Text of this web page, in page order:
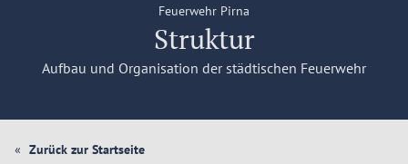
Feuerwehr Pirna
Struktur
Aufbau und Organisation der städtischen Feuerwehr
Zurück zur Startseite